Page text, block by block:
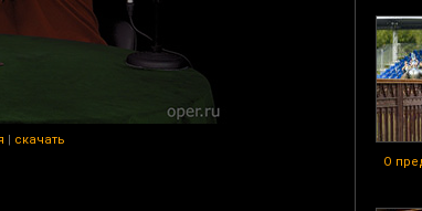
О
| скачать